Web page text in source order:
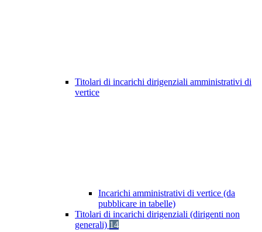
Titolari di incarichi dirigenziali amministrativi di
vertice
Incarichi amministrativi di vertice (da
pubblicare in tabelle)
Titolari di incarichi dirigenziali (dirigenti non
generali) 14